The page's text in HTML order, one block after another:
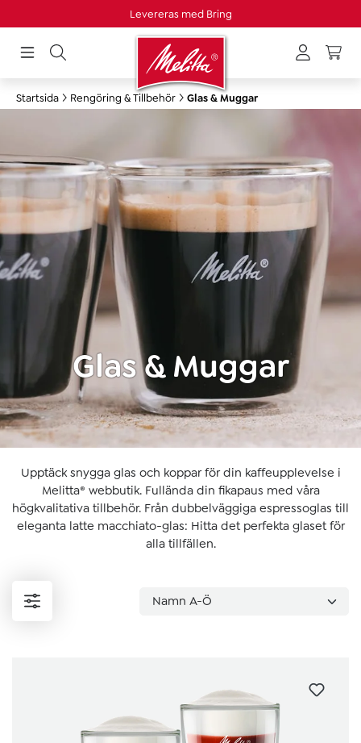
Levereras med Bring
Startsida Rengöring & Tillbehör Glas & Muggar
Glas & Muggar
Upptäck snygga glas och koppar för din kaffeupplevelse i
Melitta® webbutik. Fullända din fikapaus med våra
högkvalitativa tillbehör. Från dubbelväggiga espressoglas till
eleganta latte macchiato-glas: Hitta det perfekta glaset för
alla tillfällen.